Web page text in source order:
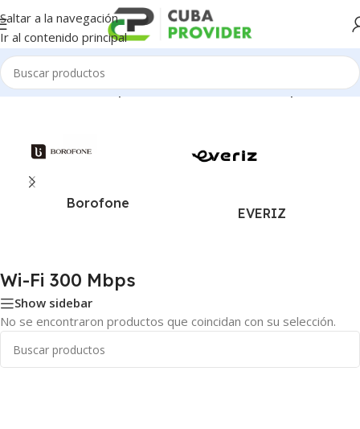
Saltar a la navegación
Ir al contenido principal
Inicio/Productos etiquetados como “Wi-Fi 300 Mbps”
Borofone
EVERIZ
Wi-Fi 300 Mbps
Show sidebar
No se encontraron productos que coincidan con su selección.